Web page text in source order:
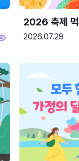
2026 축제 먹
2026.07.29